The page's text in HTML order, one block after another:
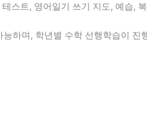
스트, 영어일기 쓰기 지도, 예습,
하며, 학년별 수학 선행학습이 진